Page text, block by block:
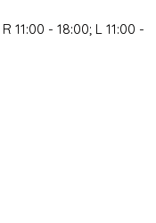
11:00 - 18:00; L 11:00 -